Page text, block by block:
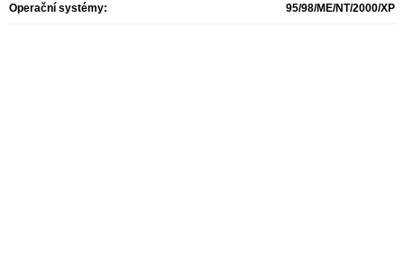
Operační systémy: 95/98/ME/NT/2000/XP